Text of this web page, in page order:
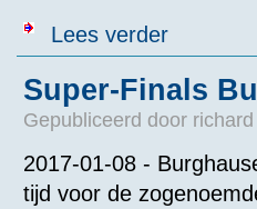
Lees verderover Go
Super-Finals
Gepubliceerd door
2017-01-08 -
tijd voor de